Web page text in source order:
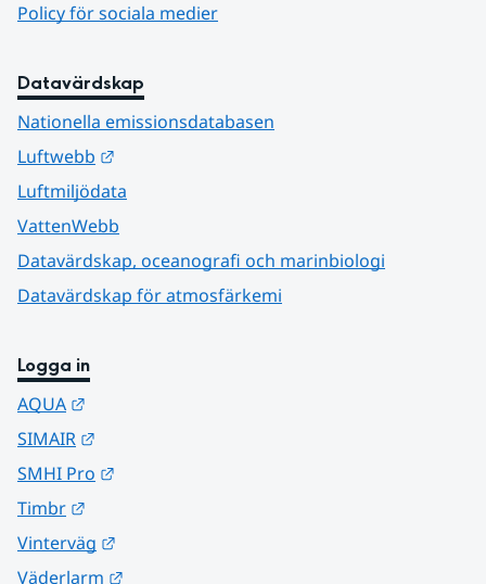
Policy för sociala medier
Datavärdskap
Nationella emissionsdatabasen
Luftwebb
Luftmiljödata
VattenWebb
Datavärdskap, oceanografi och marinbiologi
Datavärdskap för atmosfärkemi
Logga in
AQUA
SIMAIR
SMHI Pro
Timbr
Vinterväg
Väderlarm